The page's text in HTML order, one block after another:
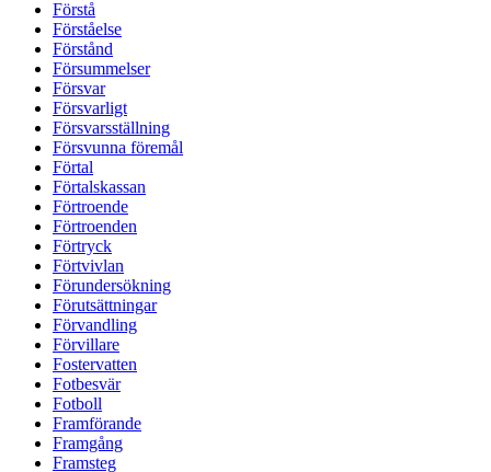
Förstå
Förståelse
Förstånd
Försummelser
Försvar
Försvarligt
Försvarsställning
Försvunna föremål
Förtal
Förtalskassan
Förtroende
Förtroenden
Förtryck
Förtvivlan
Förundersökning
Förutsättningar
Förvandling
Förvillare
Fostervatten
Fotbesvär
Fotboll
Framförande
Framgång
Framsteg